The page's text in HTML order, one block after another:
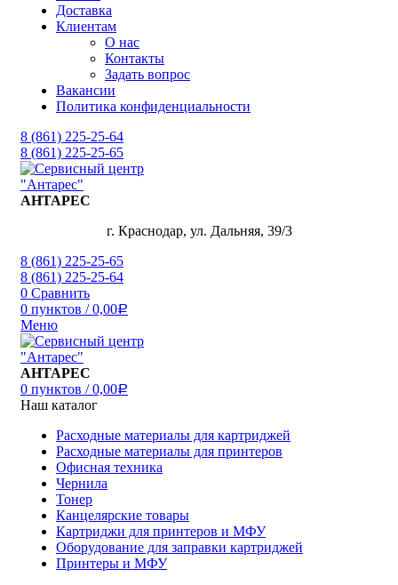
Доставка
Клиентам
О нас
Контакты
Задать вопрос
Вакансии
Политика конфиденциальности
8 (861) 225-25-64
8 (861) 225-25-65
АНТАРЕС
г. Краснодар, ул. Дальняя, 39/3
8 (861) 225-25-65
8 (861) 225-25-64
0 Сравнить
0 пунктов / 0,00Р
Меню
АНТАРЕС
0 пунктов / 0,00Р
Наш каталог
Расходные материалы для картриджей
Расходные материалы для принтеров
Офисная техника
Чернила
Тонер
Канцелярские товары
Картриджи для принтеров и МФУ
Оборудование для заправки картриджей
Принтеры и МФУ